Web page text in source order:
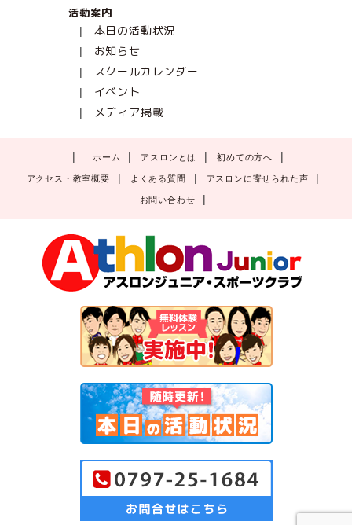
活動案内
本日の活動状況
お知らせ
スクールカレンダー
イベント
メディア掲載
ホーム アスロンとは 初めての方へ
アクセス・教室概要 よくある質問 アスロンに寄せられた声
お問い合わせ